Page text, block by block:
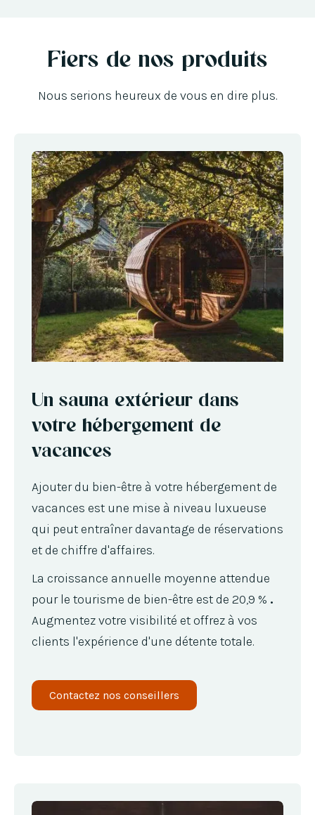
Fiers de nos produits
Nous serions heureux de vous en dire plus.
Un sauna extérieur dans
votre hébergement de
vacances
Ajouter du bien-être à votre hébergement de
vacances est une mise à niveau luxueuse
qui peut entraîner davantage de réservations
et de chiffre d'affaires.
La croissance annuelle moyenne attendue
pour le tourisme de bien-être est de 20,9 % .
Augmentez votre visibilité et offrez à vos
clients l'expérience d'une détente totale.
Contactez nos conseillers